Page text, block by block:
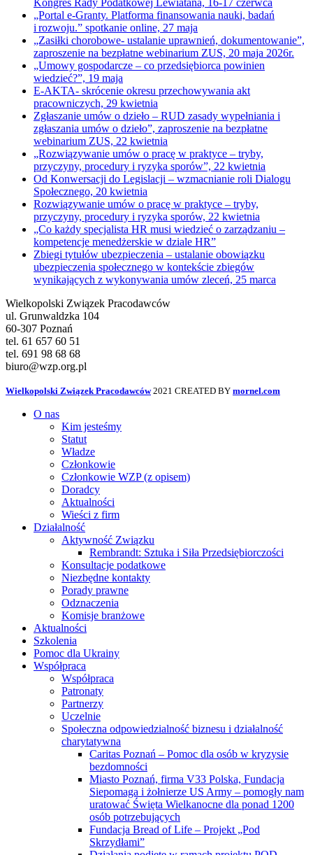
Kongres Rady Podatkowej Lewiatana, 16-17 czerwca
„Portal e-Granty. Platforma finansowania nauki, badań
i rozwoju.” spotkanie online, 27 maja
„Zasiłki chorobowe- ustalanie uprawnień, dokumentowanie”,
zaproszenie na bezpłatne webinarium ZUS, 20 maja 2026r.
„Umowy gospodarcze – co przedsiębiorca powinien
wiedzieć?”, 19 maja
E-AKTA- skrócenie okresu przechowywania akt
pracowniczych, 29 kwietnia
Zgłaszanie umów o dzieło – RUD zasady wypełniania i
zgłaszania umów o dzieło”, zaproszenie na bezpłatne
webinarium ZUS, 22 kwietnia
„Rozwiązywanie umów o pracę w praktyce – tryby,
przyczyny, procedury i ryzyka sporów”, 22 kwietnia
Od Konwersacji do Legislacji – wzmacnianie roli Dialogu
Społecznego, 20 kwietnia
Rozwiązywanie umów o pracę w praktyce – tryby,
przyczyny, procedury i ryzyka sporów, 22 kwietnia
„Co każdy specjalista HR musi wiedzieć o zarządzaniu –
kompetencje menedżerskie w dziale HR”
Zbiegi tytułów ubezpieczenia – ustalanie obowiązku
ubezpieczenia społecznego w kontekście zbiegów
wynikających z wykonywania umów zleceń, 25 marca
Wielkopolski Związek Pracodawców
ul. Grunwaldzka 104
60-307 Poznań
tel. 61 657 60 51
tel. 691 98 68 68
biuro@wzp.org.pl
Wielkopolski Związek Pracodawców 2021 CREATED BY mornel.com
O nas
Kim jesteśmy
Statut
Władze
Członkowie
Członkowie WZP (z opisem)
Doradcy
Aktualności
Wieści z firm
Działalność
Aktywność Związku
Rembrandt: Sztuka i Siła Przedsiębiorczości
Konsultacje podatkowe
Niezbędne kontakty
Porady prawne
Odznaczenia
Komisje branżowe
Aktualności
Szkolenia
Pomoc dla Ukrainy
Współpraca
Współpraca
Patronaty
Partnerzy
Uczelnie
Społeczna odpowiedzialność biznesu i działalność
charytatywna
Caritas Poznań – Pomoc dla osób w kryzysie
bezdomności
Miasto Poznań, firma V33 Polska, Fundacja
Siepomaga i żołnierze US Army – pomogły nam
uratować Święta Wielkanocne dla ponad 1200
osób potrzebujących
Fundacja Bread of Life – Projekt „Pod
Skrzydłami”